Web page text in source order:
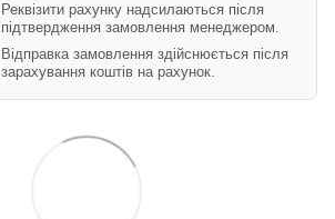
Реквізити рахунку надсилаються після
підтвердження замовлення менеджером.
Відправка замовлення здійснюється після
зарахування коштів на рахунок.